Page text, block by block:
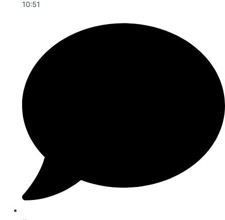
10:51